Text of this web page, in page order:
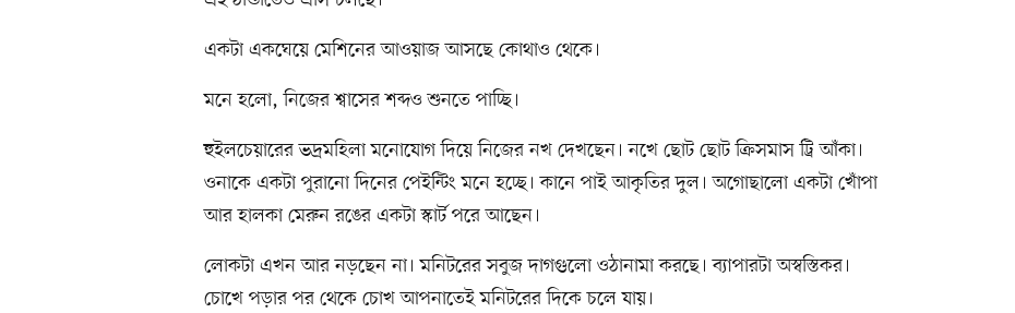
একটা একঘেয়ে মেশিনের আওয়াজ আসছে কোথাও থেকে।
মনে হলো, নিজের শ্বাসের শব্দও শুনতে পাচ্ছি।
হুইলচেয়ারের ভদ্রমহিলা মনোযোগ দিয়ে নিজের নখ দেখছেন। নখে ছোট ছোট ক্রিসমাস ট্রি আঁকা।
ওনাকে একটা পুরানো দিনের পেইন্টিং মনে হচ্ছে। কানে পাই আকৃতির দুল। অগোছালো একটা খোঁপা
আর হালকা মেরুন রঙের একটা স্কার্ট পরে আছেন।
লোকটা এখন আর নড়ছেন না। মনিটরের সবুজ দাগগুলো ওঠানামা করছে। ব্যাপারটা অস্বস্তিকর।
চোখে পড়ার পর থেকে চোখ আপনাতেই মনিটরের দিকে চলে যায়।